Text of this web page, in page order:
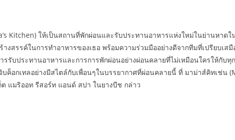
Kitchen) ให้เป็นสถานที่พักผ่อนและรับประทานอาหารแห่งใหม่ในย่านหาดใ
งสรรค์ในการทำอาหารของเธอ พร้อมความร่วมมืออย่างดีจากทีมที่เปรียบเ
รรับประทานอาหารและการการพักผ่อนอย่างผ่อนคลายที่ไม่เหมือนใครให้กับ
ค็อกเทลอย่างมีสไตล์กับเพื่อนๆในบรรยากาศที่ผ่อนคลายนี้ ที่ มาม่าส์คิทเช่น
แมริออท รีสอร์ท แอนด์ สปา ในยางบีช กล่าว